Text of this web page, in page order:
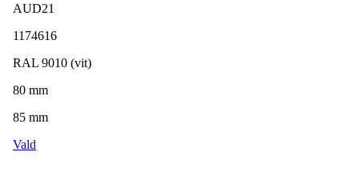
AUD21
1174616
RAL 9010 (vit)
80 mm
85 mm
Vald